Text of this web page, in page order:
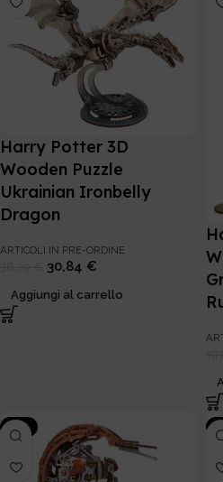
Harry Potter 3D
Wooden Puzzle
Ukrainian Ironbelly
Dragon
ARTICOLI IN PRE-ORDINE
30,84 €
Aggiungi al carrello
-15%